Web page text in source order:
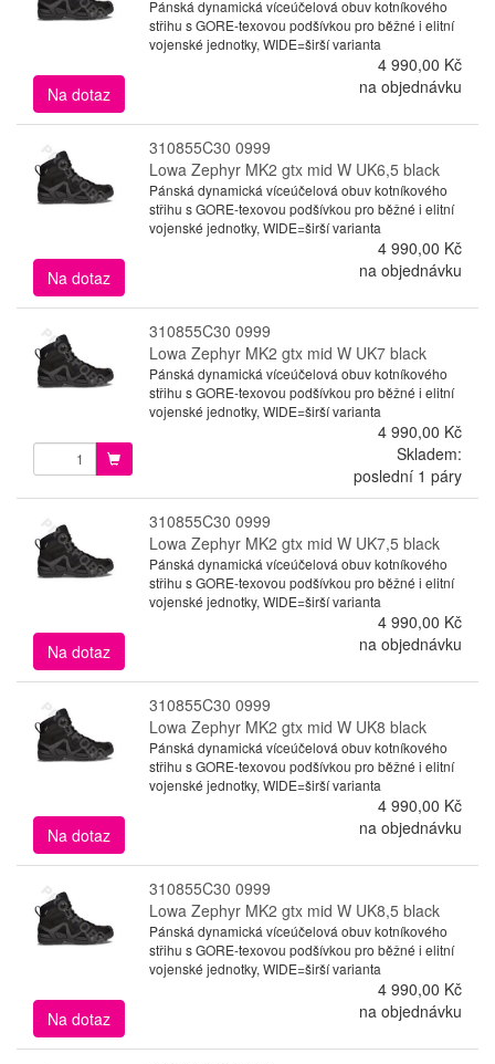
Pánská dynamická víceúčelová obuv kotníkového
střihu s GORE-texovou podšívkou pro běžné i elitní
vojenské jednotky, WIDE=širší varianta
4 990,00 Kč
Na dotaz
na objednávku
310855C30 0999
Lowa Zephyr MK2 gtx mid W UK6,5 black
Pánská dynamická víceúčelová obuv kotníkového
střihu s GORE-texovou podšívkou pro běžné i elitní
vojenské jednotky, WIDE=širší varianta
4 990,00 Kč
Na dotaz
na objednávku
310855C30 0999
Lowa Zephyr MK2 gtx mid W UK7 black
Pánská dynamická víceúčelová obuv kotníkového
střihu s GORE-texovou podšívkou pro běžné i elitní
vojenské jednotky, WIDE=širší varianta
4 990,00 Kč
Skladem:
poslední 1 páry
310855C30 0999
Lowa Zephyr MK2 gtx mid W UK7,5 black
Pánská dynamická víceúčelová obuv kotníkového
střihu s GORE-texovou podšívkou pro běžné i elitní
vojenské jednotky, WIDE=širší varianta
4 990,00 Kč
Na dotaz
na objednávku
310855C30 0999
Lowa Zephyr MK2 gtx mid W UK8 black
Pánská dynamická víceúčelová obuv kotníkového
střihu s GORE-texovou podšívkou pro běžné i elitní
vojenské jednotky, WIDE=širší varianta
4 990,00 Kč
Na dotaz
na objednávku
310855C30 0999
Lowa Zephyr MK2 gtx mid W UK8,5 black
Pánská dynamická víceúčelová obuv kotníkového
střihu s GORE-texovou podšívkou pro běžné i elitní
vojenské jednotky, WIDE=širší varianta
4 990,00 Kč
Na dotaz
na objednávku